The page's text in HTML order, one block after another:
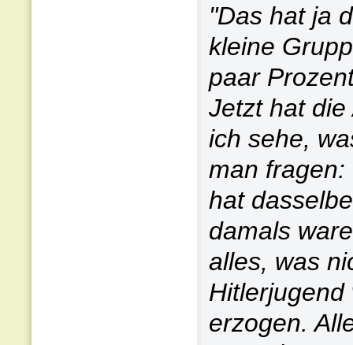
"Das hat ja
kleine
paar
Jetzt hat
ich sehe,
man fragen:
hat
damals
alles, was
Hitlerjugend
erzogen.